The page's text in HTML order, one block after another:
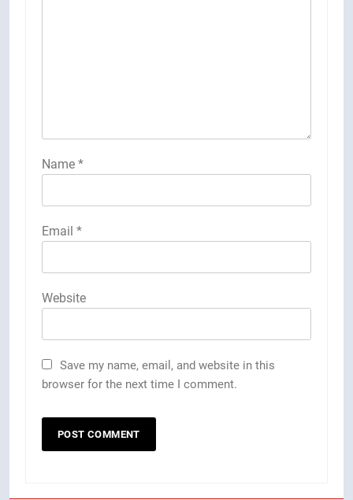
Name *
Email *
Website
Save my name, email, and website in this
browser for the next time I comment.